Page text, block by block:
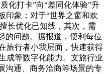
化打卡”向“差同化体验”升
印象；对于“世界之窗和欢
长优化已知线，其次，需
的问题。据报道，便利每位
旅行者小我层面，快速获得
成等数字化能力。文旅行业
沟通、商务洽商等场景的专